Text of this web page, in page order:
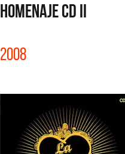
HOMENAJE CD II
2008